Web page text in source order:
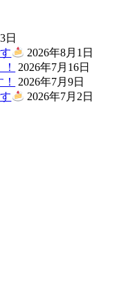
日
2026年8月1日
2026年7月16日
2026年7月9日
2026年7月2日